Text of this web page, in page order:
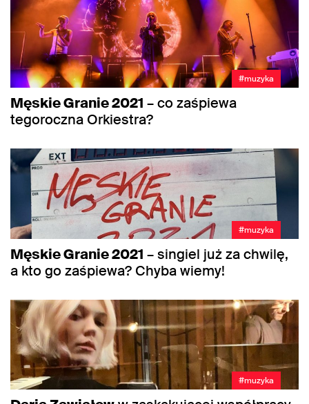
#muzyka
Męskie Granie 2021 – co zaśpiewa
tegoroczna Orkiestra?
#muzyka
Męskie Granie 2021 – singiel już za chwilę,
a kto go zaśpiewa? Chyba wiemy!
#muzyka